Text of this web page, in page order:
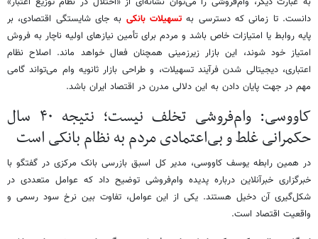
دانست. تا زمانی که دسترسی به تسهیلات بانکی به جای شایستگی اقتصادی، بر
پایه روابط یا امتیازات خاص باشد و مردم برای تأمین نیازهای اولیه ناچار به فروش
امتیاز خود شوند، این بازار زیرزمینی همچنان فعال خواهد ماند. اصلاح نظام
اعتباری، دیجیتالی شدن فرآیند تسهیلات، و طراحی بازار ثانویه وام می‌تواند گامی
مهم در جهت پایان دادن به این دلالی مدرن در اقتصاد ایران باشد.
کاووسی: وام‌فروشی تخلف نیست؛ نتیجه ۴۰ سال
حکمرانی غلط و بی‌اعتمادی مردم به نظام بانکی است
در همین رابطه یوسف کاووسی، مدیر کل اسبق بازرسی بانک مرکزی در گفتگو با
خبرگزاری خبرآنلاین درباره پدیده وام‌فروشی توضیح داد که عوامل متعددی در
شکل‌گیری آن دخیل هستند. یکی از این عوامل، تفاوت بین نرخ سود رسمی و
واقعیت اقتصاد است.